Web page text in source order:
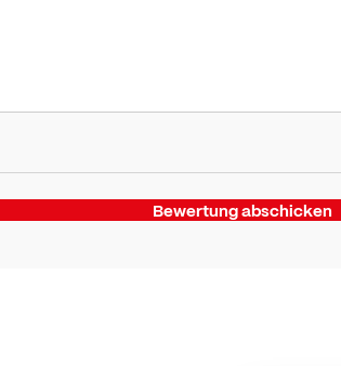
Bewertung abschicken